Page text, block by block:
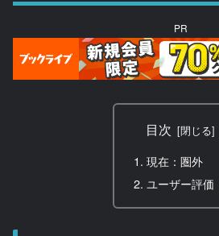
PR
目次
現在：圏外
ユーザー評価